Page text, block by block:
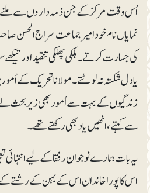
اُس وقت مرکز کے جن ذمہ داروں سے ملنے
نمایاں نام خود امیرجماعت سراج الحسن
کی جسارت کرتے۔ ہلکی پھلکی تنقید اور
یا دل شکستہ نہ لوٹتے۔ مولانا تحریک کے
زندگیوں کے بہت سے اُمور بھی زیربحث
سے کہتے، انھیں یاد بھی رکھتے تھے۔
یہ بات ہمارے نوجوان رفقا کے لیے
اس کا پورا خاندان اس کے بہن کے رشتے